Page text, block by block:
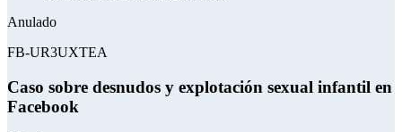
Anulado
FB-UR3UXTEA
Caso sobre desnudos y explotación sexual infantil en
Facebook